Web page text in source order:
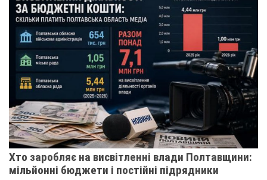
Хто заробляє на висвітленні влади Полтавщини:
мільйонні бюджети і постійні підрядники